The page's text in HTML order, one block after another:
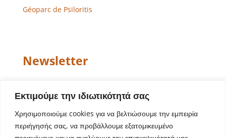
Εκτιμούμε την ιδιωτικότητά σας
Χρησιμοποιούμε cookies για να βελτιώσουμε την εμπειρία
περιήγησής σας, να προβάλλουμε εξατομικευμένο
Géoparc de Psiloritis
Newsletter